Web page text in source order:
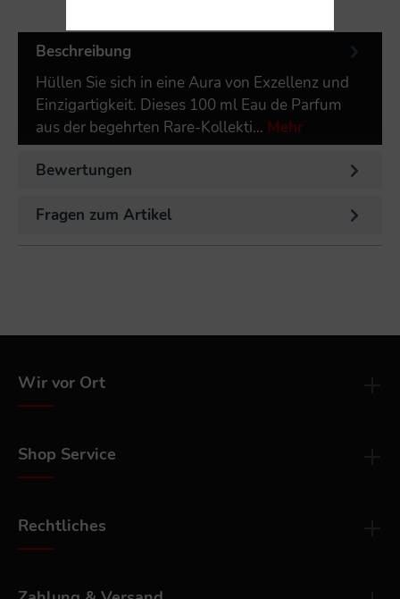
Beschreibung
Hüllen Sie sich in eine Aura von Exzellenz und
Einzigartigkeit. Dieses 100 ml Eau de Parfum
aus der begehrten Rare-Kollekti… Mehr
Bewertungen
Fragen zum Artikel
Wir vor Ort
Shop Service
Rechtliches